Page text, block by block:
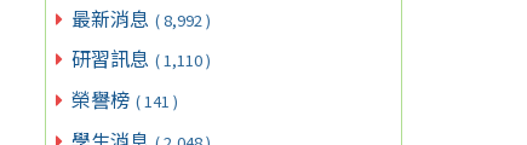
最新消息 ( 8,992 )
研習訊息 ( 1,110 )
榮譽榜 ( 141 )